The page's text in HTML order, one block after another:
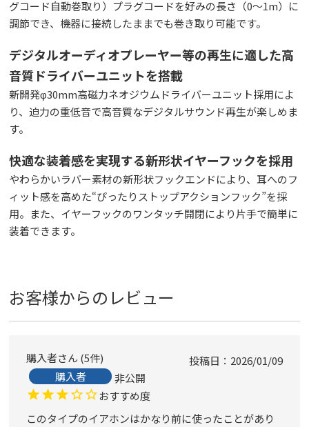
グコード自動巻取り）プラグコードを好みの長さ（0～1m）に
調節でき、機器に接続したままでも巻き取り可能です。
デジタルオーディオプレーヤー等の再生に適した高
音質ドライバーユニットを搭載
新開発φ30mm高磁力ネオジウムドライバーユニット採用によ
り、迫力の重低音で高音質なデジタルサウンド再生が楽しめま
す。
快適な装着感を実現する新形状イヤーフックを採用
やわらかいラバー素材の新形状フックエンドにより、耳へのフ
ィット感を高めた“ぴったりストップアクションフック”を採
用。また、イヤーフックのワンタッチ開閉により片手で簡単に
装着できます。
お客様からのレビュー
購入者 5件
購入者
非公開
投稿日 2026/01/09
おすすめ度
このタイプのイアホンはかなり前に使ったことがあり